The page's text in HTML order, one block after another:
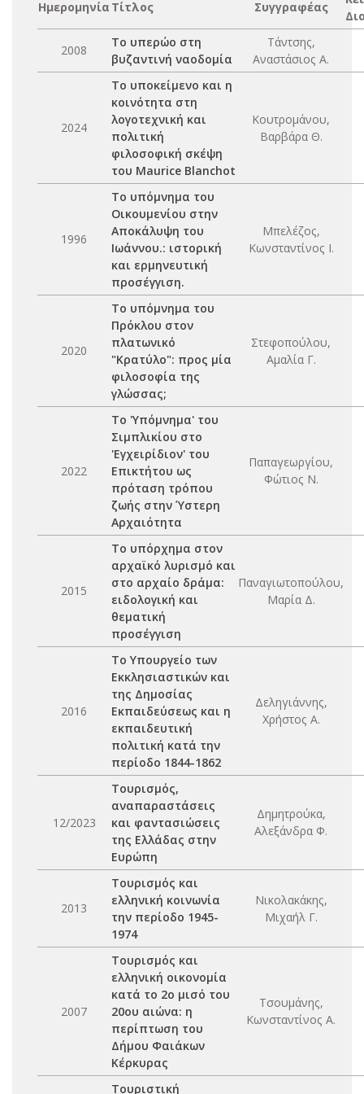
Ημερομηνία Τίτλος Συγγραφέας
2008
Το υπερώο στη
βυζαντινή ναοδομία
Τάντσης,
Αναστάσιος Α.
2024
Το υποκείμενο και η
κοινότητα στη
λογοτεχνική και
πολιτική
φιλοσοφική σκέψη
του Maurice Blanchot
Κουτρομάνου,
Βαρβάρα Θ.
1996
Το υπόμνημα του
Οικουμενίου στην
Αποκάλυψη του
Ιωάννου.: ιστορική
και ερμηνευτική
προσέγγιση.
Μπελέζος,
Κωνσταντίνος Ι.
2020
Το υπόμνημα του
Πρόκλου στον
πλατωνικό
"Κρατύλο": προς μία
φιλοσοφία της
γλώσσας;
Στεφοπούλου,
Αμαλία Γ.
2022
Το 'Υπόμνημα' του
Σιμπλικίου στο
'Εγχειρίδιον' του
Επικτήτου ως
πρόταση τρόπου
ζωής στην Ύστερη
Αρχαιότητα
Παπαγεωργίου,
Φώτιος Ν.
2015
Το υπόρχημα στον
αρχαϊκό λυρισμό και
στο αρχαίο δράμα:
ειδολογική και
θεματική
προσέγγιση
Παναγιωτοπούλου,
Μαρία Δ.
2016
Το Υπουργείο των
Εκκλησιαστικών και
της Δημοσίας
Εκπαιδεύσεως και η
εκπαιδευτική
πολιτική κατά την
περίοδο 1844-1862
Δεληγιάννης,
Χρήστος Α.
12/2023
Τουρισμός,
αναπαραστάσεις
και φαντασιώσεις
της Ελλάδας στην
Ευρώπη
Δημητρούκα,
Αλεξάνδρα Φ.
2013
Τουρισμός και
ελληνική κοινωνία
την περίοδο 1945-
1974
Νικολακάκης,
Μιχαήλ Γ.
2007
Τουρισμός και
ελληνική οικονομία
κατά το 2ο μισό του
20ου αιώνα: η
περίπτωση του
Δήμου Φαιάκων
Κέρκυρας
Τσουμάνης,
Κωνσταντίνος Α.
Τουριστική